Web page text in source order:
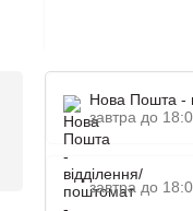
Нова Пошта -
завтра до
завтра до